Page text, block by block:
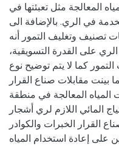
المعالجة مثل تعبئتها في
في الري. بالإضافة الى
تصنيف وتغليف التمور أنه
على القدرة التسويقية،
كما لا يتم توضيح نوع
بينت مقابلات صناع القرار
المعالجة في منطقة
المائي اللازم لري أشجار
القرار الخبرات والكوادر
على إعادة استخدام المياه